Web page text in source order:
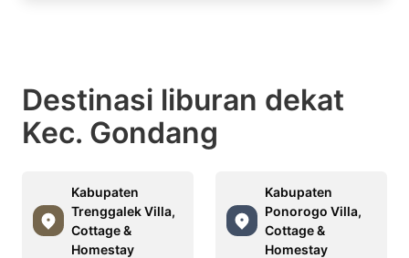
Destinasi liburan dekat
Kec. Gondang
Kabupaten
Trenggalek Villa,
Cottage &
Homestay
Kabupaten
Ponorogo Villa,
Cottage &
Homestay